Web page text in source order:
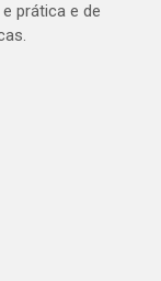
prática e de